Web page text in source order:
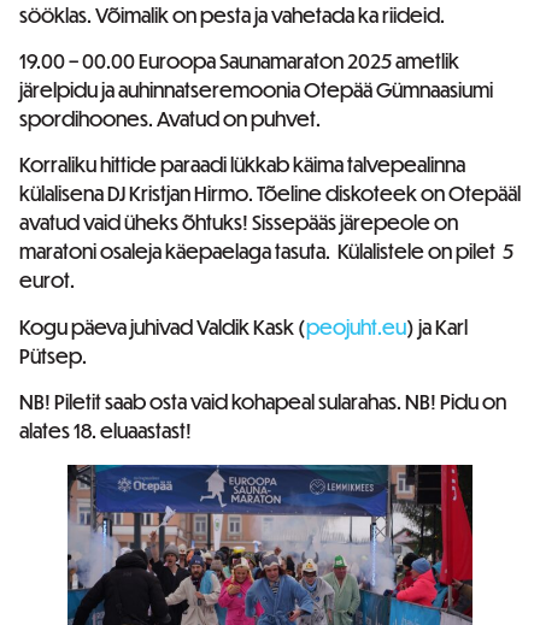
sööklas. Võimalik on pesta ja vahetada ka riideid.
19.00 – 00.00 Euroopa Saunamaraton 2025 ametlik
järelpidu ja auhinnatseremoonia Otepää Gümnaasiumi
spordihoones. Avatud on puhvet.
Korraliku hittide paraadi lükkab käima talvepealinna
külalisena DJ Kristjan Hirmo. Tõeline diskoteek on Otepääl
avatud vaid üheks õhtuks! Sissepääs järepeole on
maratoni osaleja käepaelaga tasuta. Külalistele on pilet 5
eurot.
Kogu päeva juhivad Valdik Kask (peojuht.eu) ja Karl
Pütsep.
NB! Piletit saab osta vaid kohapeal sularahas. NB! Pidu on
alates 18. eluaastast!